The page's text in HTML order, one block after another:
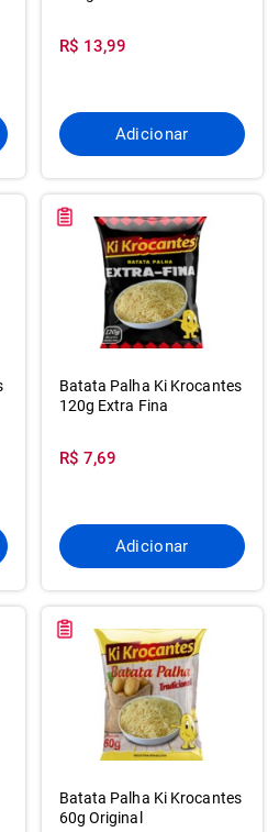
R$ 13,99
Adicionar
Batata Palha Ki Krocantes
120g Extra Fina
R$ 7,69
Adicionar
Batata Palha Ki Krocantes
60g Original